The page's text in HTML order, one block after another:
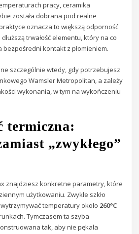
pracy, ceramika
została dobrana pod realne
oznacza to większą odporność
trwałość elementu, który na co
kontakt z płomieniem.
szczególnie wtedy, gdy potrzebujesz
Wamsler Metropolitan, a zależy
wykonania, w tym na wykończeniu
termiczna:
„zwykłego”
znajdziesz konkretne parametry, które
użytkowaniu. Zwykłe szkło
temperatury około 260°C
Tymczasem ta szyba
tak, aby nie pękała